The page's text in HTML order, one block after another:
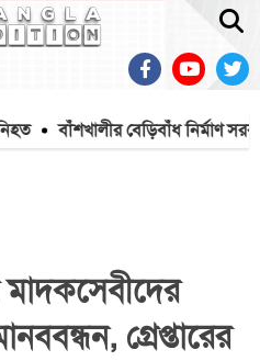
বাঁশখালীর বেড়িবাঁধ নির্মাণ
মাদকসেবীদের
গ্রেপ্তারের